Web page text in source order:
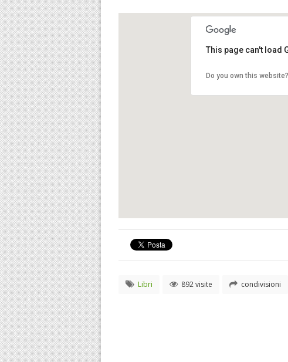
This page can't load
Do you own this website?
Libri 892 visite condivisioni